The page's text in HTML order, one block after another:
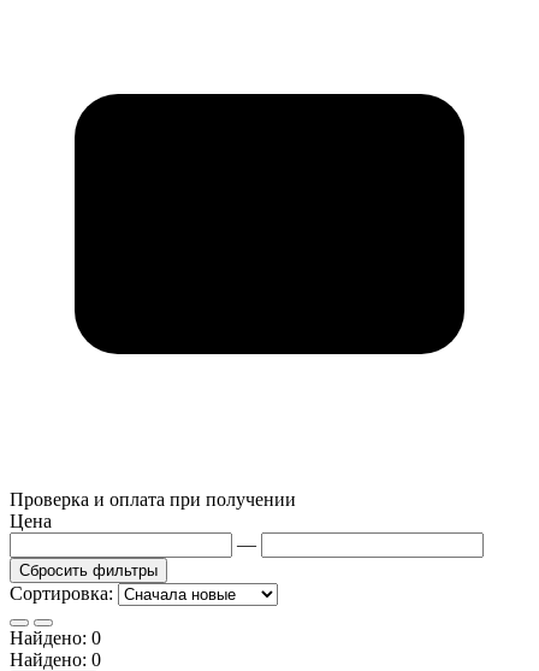
Проверка и оплата при получении
Цена
—
Сбросить фильтры
Сортировка:
Найдено: 0
Найдено: 0